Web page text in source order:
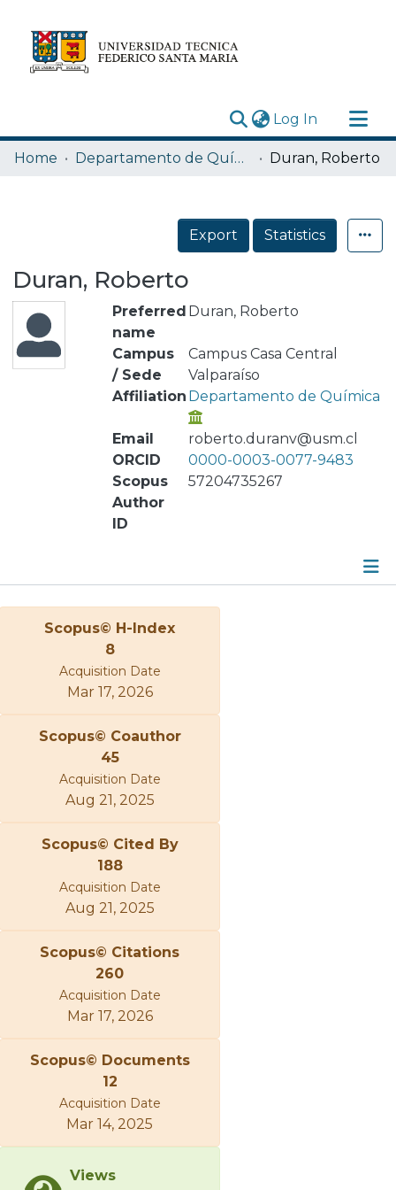
Log In (current)
Research Outputs
Home Departamento de Química Duran, Roberto
Export Statistics
Duran, Roberto
Preferred
name
Duran, Roberto
Campus
/ Sede
Campus Casa Central
Valparaíso
Affiliation Departamento de Química
Email
roberto.duranv@usm.cl
ORCID
0000-0003-0077-9483
Scopus
Author
ID
57204735267
Metrics
Scopus© H-Index
8
Acquisition Date
Mar 17, 2026
Scopus© Coauthor
45
Acquisition Date
Aug 21, 2025
Scopus© Cited By
188
Acquisition Date
Aug 21, 2025
Scopus© Citations
260
Acquisition Date
Mar 17, 2026
Scopus© Documents
12
Acquisition Date
Mar 14, 2025
Views